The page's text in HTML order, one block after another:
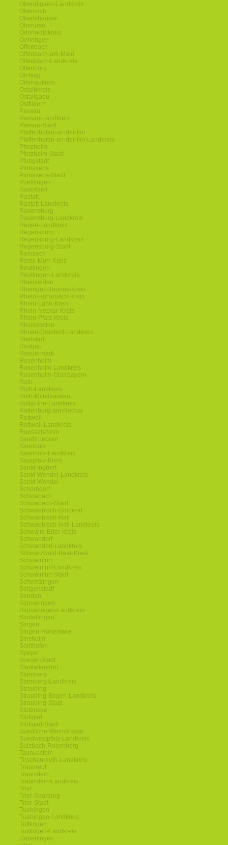
Oberallgaeu-Landkreis
Oberkirch
Obertshausen
Oberursel
Odenwaldkreis
Oehringen
Offenbach
Offenbach-am-Main
Offenbach-Landkreis
Offenburg
Olching
Ortenaukreis
Ostalbkreis
Ostallgaeu
Ostfildern
Passau
Passau-Landkreis
Passau-Stadt
Pfaffenhofen-an-der-Ilm
Pfaffenhofen-an-der-Ilm-Landkreis
Pforzheim
Pforzheim-Stadt
Pfungstadt
Pirmasens
Pirmasens-Stadt
Puettlingen
Radolfzell
Rastatt
Rastatt-Landkreis
Ravensburg
Ravensburg-Landkreis
Regen-Landkreis
Regensburg
Regensburg-Landkreis
Regensburg-Stadt
Remseck
Rems-Murr-Kreis
Reutlingen
Reutlingen-Landkreis
Rheinfelden
Rheingau-Taunus-Kreis
Rhein-Hunsrueck-Kreis
Rhein-Lahn-Kreis
Rhein-Neckar-Kreis
Rhein-Pfalz-Kreis
Rheinstetten
Rhoen-Grabfeld-Landkreis
Riedstadt
Rodgau
Roedermark
Rosenheim
Rosenheim-Landkreis
Rosenheim-Oberbayern
Roth
Roth-Landkreis
Roth-Mittelfranken
Rottal-Inn-Landkreis
Rottenburg-am-Neckar
Rottweil
Rottweil-Landkreis
Ruesselsheim
Saarbruecken
Saarlouis
Saarlouis-Landkreis
Saarpfalz-Kreis
Sankt-Ingbert
Sankt-Wendel-Landkreis
Sankt-Wendel
Schorndorf
Schwabach
Schwabach-Stadt
Schwaebisch-Gmuend
Schwaebisch-Hall
Schwaebisch-Hall-Landkreis
Schwalm-Eder-Kreis
Schwandorf
Schwandorf-Landkreis
Schwarzwald-Baar-Kreis
Schweinfurt
Schweinfurt-Landkreis
Schweinfurt-Stadt
Schwetzingen
Seligenstadt
Senden
Sigmaringen
Sigmaringen-Landkreis
Sindelfingen
Singen
Singen-Hohentwiel
Sinsheim
Sonthofen
Speyer
Speyer-Stadt
Stadtallendorf
Starnberg
Starnberg-Landkreis
Straubing
Straubing-Bogen-Landkreis
Straubing-Stadt
Stutensee
Stuttgart
Stuttgart-Stadt
Suedliche-Weinstrasse
Suedwestpfalz-Landkreis
Sulzbach-Rosenberg
Taunusstein
Tirschenreuth-Landkreis
Traunreut
Traunstein
Traunstein-Landkreis
Trier
Trier-Saarburg
Trier-Stadt
Tuebingen
Tuebingen-Landkreis
Tuttlingen
Tuttlingen-Landkreis
Ueberlingen